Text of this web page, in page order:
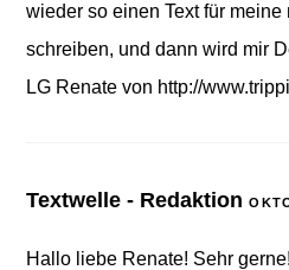
wieder so einen Text für
schreiben, und dann wird mir
LG Renate von http://
Textwelle - Redaktion
Hallo liebe Renate! Sehr